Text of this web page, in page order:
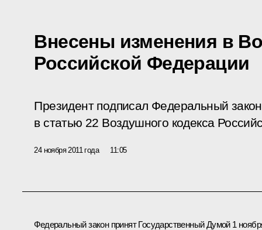
Внесены изменения в
Российской Федерации
Президент подписал Федеральный
в статью 22 Воздушного кодекса
24 ноября 2011 года 11:05
Федеральный закон принят Государственный Думой 1